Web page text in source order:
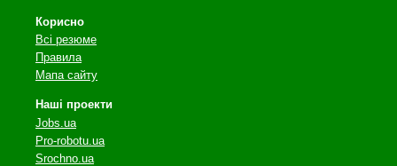
Корисно
Всі резюме
Правила
Мапа сайту
Наші проекти
Jobs.ua
Pro-robotu.ua
Srochno.ua